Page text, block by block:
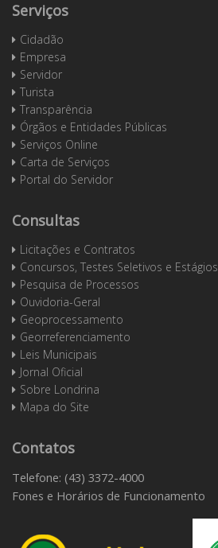
Serviços
Cidadão
Empresa
Servidor
Turista
Transparência
Órgãos e Entidades Públicas
Serviços Online
Carta de Serviços
Portal do Servidor
Consultas
Licitações e Contratos
Concursos, Testes Seletivos e Estágios
Pesquisa de Processos
Ouvidoria-Geral
Geoprocessamento
Georreferenciamento
Leis Municipais
Jornal Oficial
Sobre Londrina
Mapa do Site
Contatos
Telefone: (43) 3372-4000
Fones e Horários de Funcionamento